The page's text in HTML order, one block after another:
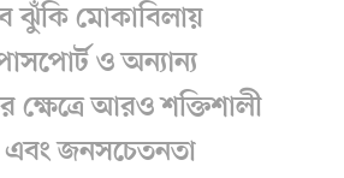
মোকাবিলায়
ও অন্যান্য
ক্ষেত্রে আরও শক্তিশালী
এবং জনসচেতনতা